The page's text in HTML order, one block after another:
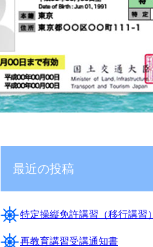
最近の投稿
特定操縦免許講習（移行講習）
再教育講習受講通知書